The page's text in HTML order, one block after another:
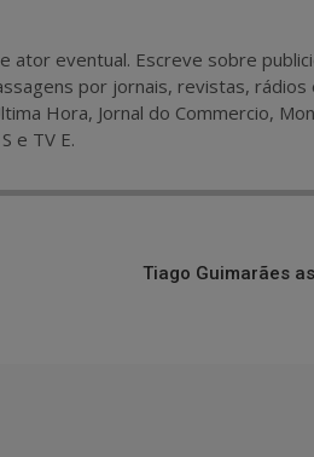
ator eventual. Escreve sobre
por jornais, revistas,
Hora, Jornal do Commercio,
e TV E.
Tiago Guimarães